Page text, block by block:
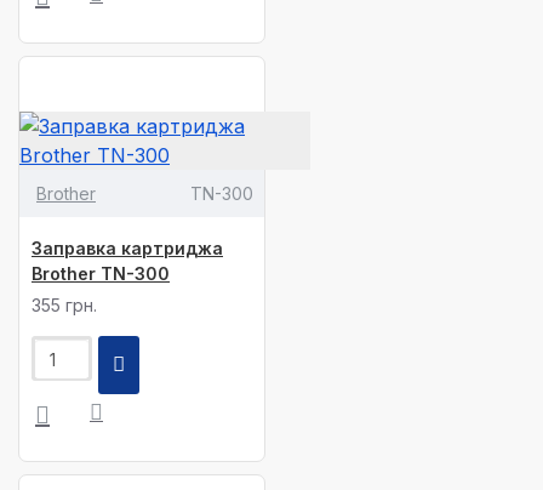
Brother TN-300
Заправка картриджа
Brother TN-300
355 грн.